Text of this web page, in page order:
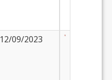
12/09/2023